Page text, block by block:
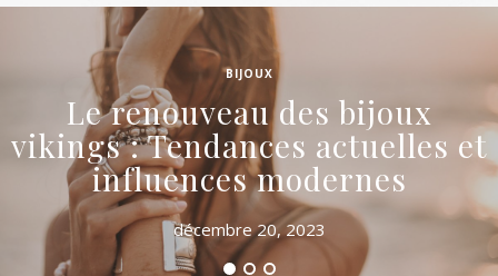
BIJOUX
Le renouveau des bijoux
vikings : Tendances actuelles et
influences modernes
décembre 20, 2023